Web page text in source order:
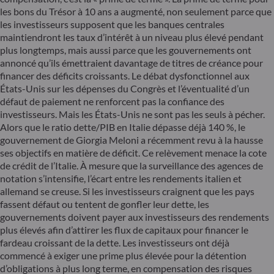
les bons du Trésor à 10 ans a augmenté, non seulement parce que
les investisseurs supposent que les banques centrales
maintiendront les taux d’intérêt à un niveau plus élevé pendant
plus longtemps, mais aussi parce que les gouvernements ont
annoncé qu’ils émettraient davantage de titres de créance pour
financer des déficits croissants. Le débat dysfonctionnel aux
États-Unis sur les dépenses du Congrès et l’éventualité d’un
défaut de paiement ne renforcent pas la confiance des
investisseurs. Mais les États-Unis ne sont pas les seuls à pécher.
Alors que le ratio dette/PIB en Italie dépasse déjà 140 %, le
gouvernement de Giorgia Meloni a récemment revu à la hausse
ses objectifs en matière de déficit. Ce relèvement menace la cote
de crédit de l’Italie. À mesure que la surveillance des agences de
notation s’intensifie, l’écart entre les rendements italien et
allemand se creuse. Si les investisseurs craignent que les pays
fassent défaut ou tentent de gonfler leur dette, les
gouvernements doivent payer aux investisseurs des rendements
plus élevés afin d’attirer les flux de capitaux pour financer le
fardeau croissant de la dette. Les investisseurs ont déjà
commencé à exiger une prime plus élevée pour la détention
d’obligations à plus long terme, en compensation des risques